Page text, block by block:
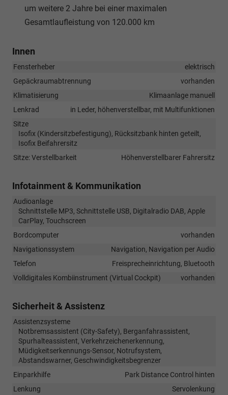
um weitere 2 Jahre bei einer maximalen
Gesamtlaufleistung von 120.000 km
Innen
Fensterheber
elektrisch
Gepäckraumabtrennung
vorhanden
Klimatisierung
Klimaanlage manuell
Lenkrad
in Leder, höhenverstellbar, mit Multifunktionen
Sitze
Isofix (Kindersitzbefestigung), Rücksitzbank hinten geteilt,
Isofix Beifahrersitz
Sitze: Verstellbarkeit
Höhenverstellbarer Fahrersitz
Infotainment & Kommunikation
Audioanlage
Schnittstelle MP3, Schnittstelle USB, Digitalradio DAB, Apple
CarPlay, Touchscreen
Bordcomputer
vorhanden
Navigationssystem
Navigation, Navigation per Audio
Telefon
Freisprecheinrichtung, Bluetooth
Volldigitales Kombiinstrument (Virtual Cockpit)
vorhanden
Sicherheit & Assistenz
Assistenzsysteme
Notbremsassistent (City-Safety), Berganfahrassistent,
Spurhalteassistent, Verkehrzeichenerkennung,
Müdigkeitserkennungs-Sensor, Notrufsystem,
Abstandswarner, Geschwindigkeitsbegrenzer
Einparkhilfe
Park Distance Control hinten
Lenkung
Servolenkung